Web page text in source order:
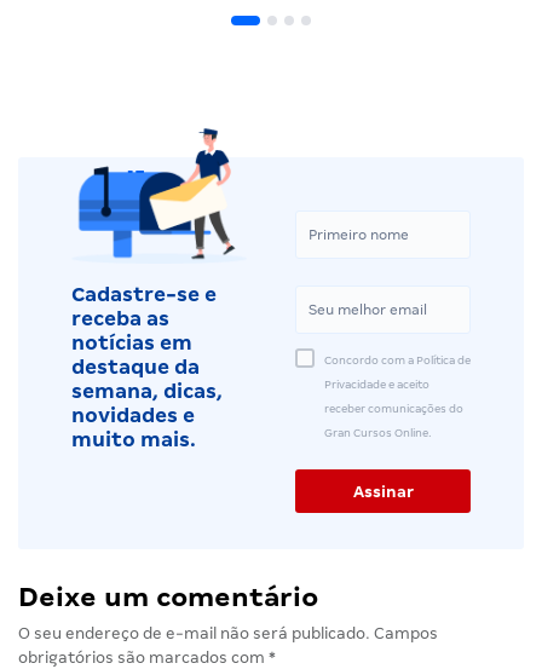
Cadastre-se e
receba as
notícias em
destaque da
semana, dicas,
novidades e
muito mais.
Concordo com a Política de
Privacidade e aceito
receber comunicações do
Gran Cursos Online.
Deixe um comentário
O seu endereço de e-mail não será publicado. Campos
obrigatórios são marcados com *